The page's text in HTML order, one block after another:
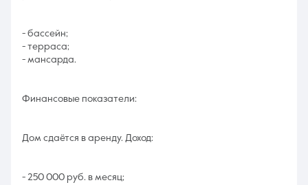
- бассейн;
- терраса;
- мансарда.
Финансовые показатели:
Дом сдаётся в аренду. Доход:
- 250 000 руб. в месяц;